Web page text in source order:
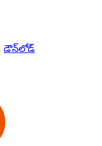
డౌన్‌లోడ్